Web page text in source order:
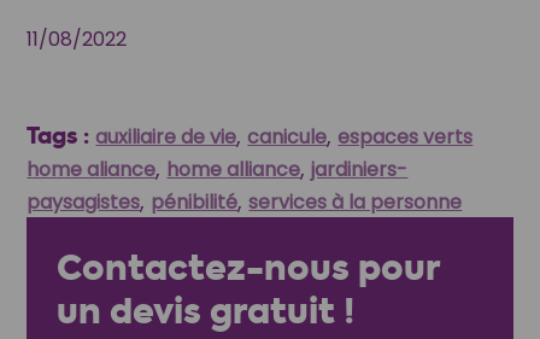
11/08/2022
Tags : auxiliaire de vie,canicule,espaces verts
home aliance, home alliance,jardiniers-
paysagistes, pénibilité,services à la personne
Contactez-nous pour
un devis gratuit !